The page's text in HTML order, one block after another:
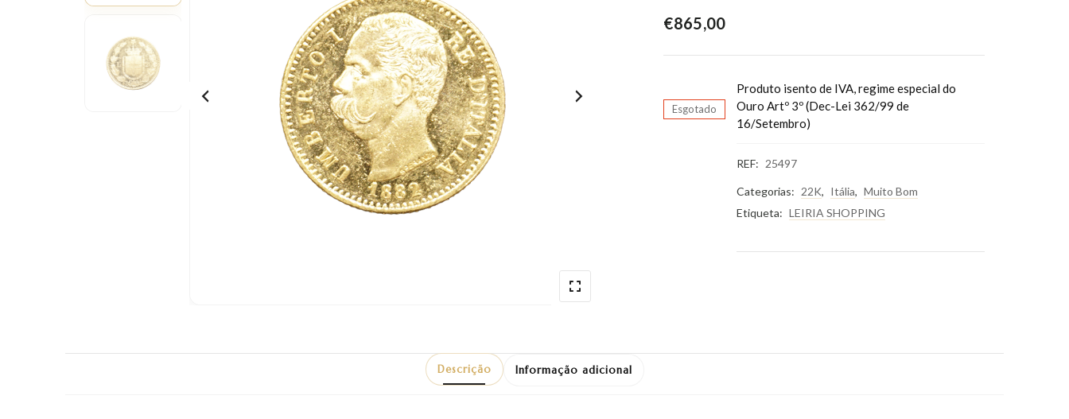
€865,00
Esgotado
Produto isento de IVA, regime especial do
Ouro Artº 3º (Dec-Lei 362/99 de
16/Setembro)
REF: 25497
Categorias: 22K, Itália, Muito Bom
Etiqueta: LEIRIA SHOPPING
Descrição Informação adicional